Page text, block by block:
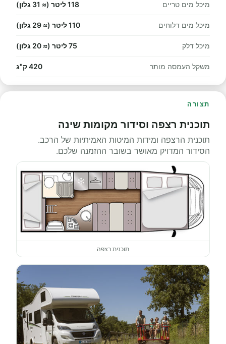
מיכל מים טריים 118 ליטר (≈ 31 גלון)
מיכל מים דלוחים 110 ליטר (≈ 29 גלון)
מיכל דלק 75 ליטר (≈ 20 גלון)
משקל העמסה מותר 420 ק"ג
תצורה
תוכנית רצפה וסידור מקומות שינה
תוכנית הרצפה ומידות המיטות האמיתיות של הרכב.
הסידור המדויק מאושר בשובר ההזמנה שלכם.
תוכנית רצפה